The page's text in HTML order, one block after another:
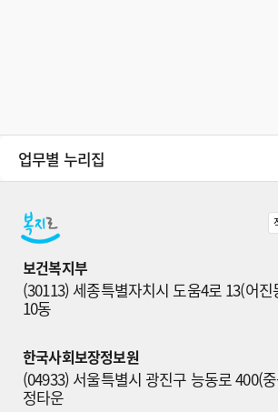
업무별 누리집
보건복지부
(30113) 세종특별자치시 도움4로 13(어
10동
한국사회보장정보원
(04933) 서울특별시 광진구 능동로 400(
정타운